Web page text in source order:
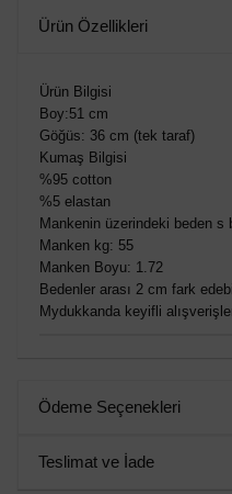
Ürün Özellikleri
Ürün Bilgisi
Boy:51 cm
Göğüs: 36 cm (tek taraf)
Kumaş Bilgisi
%95 cotton
%5 elastan
Mankenin üzerindeki beden s
Manken kg: 55
Manken Boyu: 1.72
Bedenler arası 2 cm fark
Mydukkanda keyifli
Ödeme Seçenekleri
Teslimat ve İade